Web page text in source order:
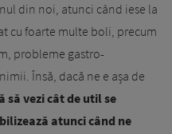
din noi, atunci când iese la
cu foarte multe boli, precum
probleme gastro-
Însă, dacă ne e așa de
să vezi cât de util se
atunci când ne